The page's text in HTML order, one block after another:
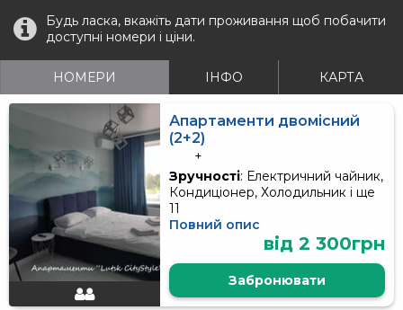
Будь ласка, вкажіть дати проживання щоб побачити
доступні номери і ціни.
НОМЕРИ ІНФО КАРТА
Апартаменти двомісний
(2+2)
+
Зручності: Електричний чайник,
Кондиціонер, Холодильник і ще
11
Повний опис
від 2 300грн
Забронювати